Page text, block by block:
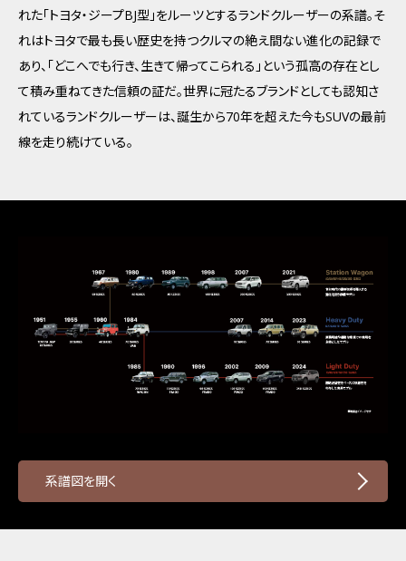
れた「トヨタ・ジープBJ型」をルーツとするランドクルーザーの系譜。そ
れはトヨタで最も長い歴史を持つクルマの絶え間ない進化の記録で
あり、「どこへでも行き、生きて帰ってこられる」という孤高の存在とし
て積み重ねてきた信頼の証だ。世界に冠たるブランドとしても認知さ
れているランドクルーザーは、誕生から70年を超えた今もSUVの最前
線を走り続けている。
系譜図を開く